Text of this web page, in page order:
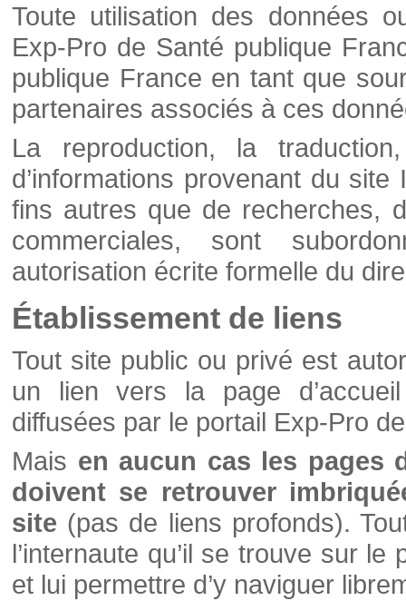
Toute utilisation des données
Exp-Pro de Santé publique
publique France en tant que
partenaires associés à ces
La reproduction, la
d’informations provenant du
fins autres que de recherches,
commerciales, sont
autorisation écrite formelle du
Établissement de liens
Tout site public ou privé est
un lien vers la page
diffusées par le portail Exp-Pro
Mais en aucun cas les pages
doivent se retrouver
site (pas de liens profonds).
l’internaute qu’il se trouve sur
et lui permettre d’y naviguer